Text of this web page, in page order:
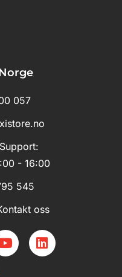
057
- 16:00
545
oss